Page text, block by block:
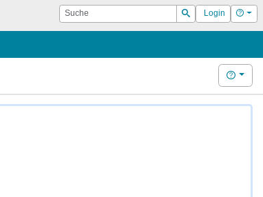
Suche
Suchen
Login Hilfe
Hilfe